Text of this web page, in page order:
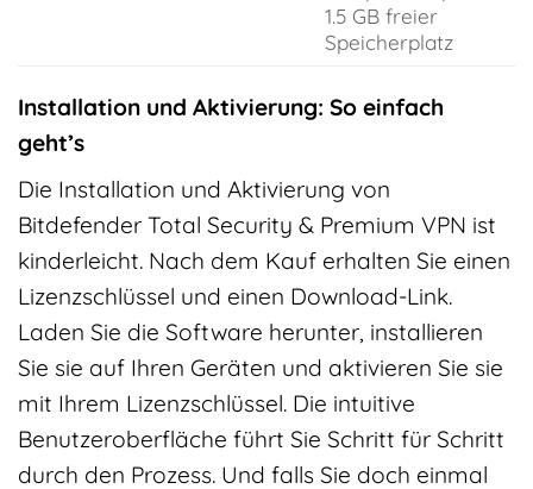
1.5 GB freier
Speicherplatz
Installation und Aktivierung: So einfach
geht’s
Die Installation und Aktivierung von
Bitdefender Total Security & Premium VPN ist
kinderleicht. Nach dem Kauf erhalten Sie einen
Lizenzschlüssel und einen Download-Link.
Laden Sie die Software herunter, installieren
Sie sie auf Ihren Geräten und aktivieren Sie sie
mit Ihrem Lizenzschlüssel. Die intuitive
Benutzeroberfläche führt Sie Schritt für Schritt
durch den Prozess. Und falls Sie doch einmal